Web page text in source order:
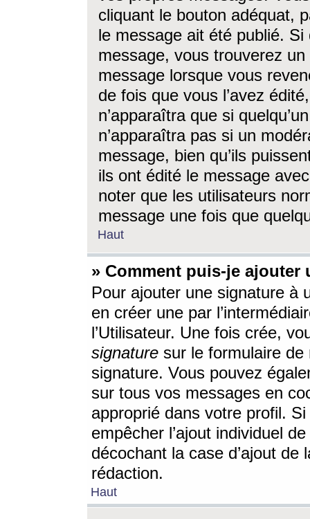
cliquant le bouton adéquat,
le message ait été publié. Si
message, vous trouverez
message lorsque vous
de fois que vous l’avez
n’apparaîtra que si
n’apparaîtra pas si un
message, bien qu’ils
ils ont édité le message
noter que les utilisateurs
message une fois que
Haut
» Comment puis-je ajouter
Pour ajouter une signature à
en créer une par
l’Utilisateur. Une fois crée,
signature sur le formulaire de
signature. Vous pouvez
sur tous vos messages en
approprié dans votre profil.
empêcher l’ajout individuel
décochant la case d’ajout
rédaction.
Haut